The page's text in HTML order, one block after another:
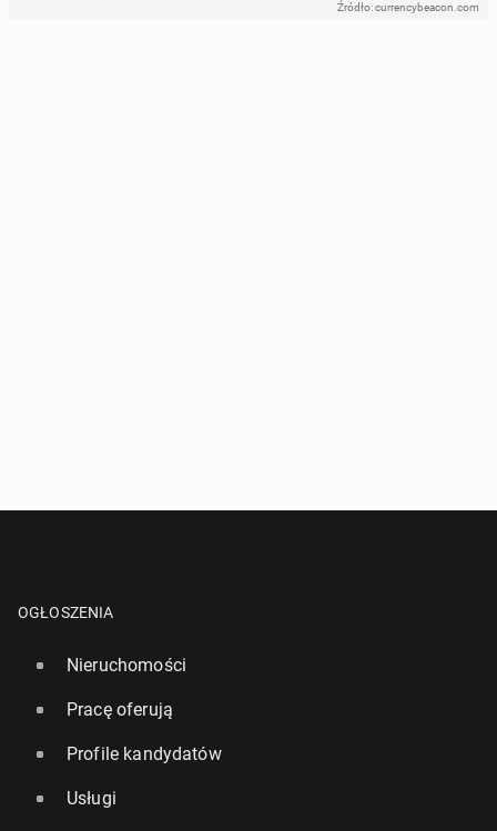
Źródło: currencybeacon.com
OGŁOSZENIA
Nieruchomości
Pracę oferują
Profile kandydatów
Usługi